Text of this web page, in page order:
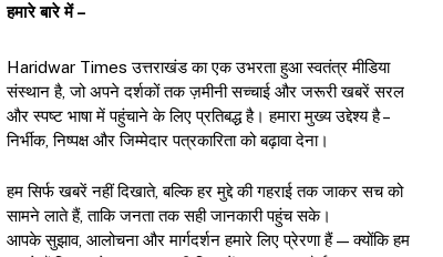
हमारे बारे में –
Haridwar Times उत्तराखंड का एक उभरता हुआ स्वतंत्र मीडिया
संस्थान है, जो अपने दर्शकों तक ज़मीनी सच्चाई और जरूरी खबरें सरल
और स्पष्ट भाषा में पहुंचाने के लिए प्रतिबद्ध है। हमारा मुख्य उद्देश्य है –
निर्भीक, निष्पक्ष और जिम्मेदार पत्रकारिता को बढ़ावा देना।
हम सिर्फ खबरें नहीं दिखाते, बल्कि हर मुद्दे की गहराई तक जाकर सच को
सामने लाते हैं, ताकि जनता तक सही जानकारी पहुंच सके।
आपके सुझाव, आलोचना और मार्गदर्शन हमारे लिए प्रेरणा हैं — क्योंकि हम